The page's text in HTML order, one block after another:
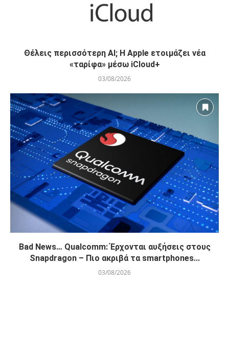
Θέλεις περισσότερη AI; Η Apple ετοιμάζει νέα
«ταρίφα» μέσω iCloud+
03/08/2026
Bad News… Qualcomm: Έρχονται αυξήσεις στους
Snapdragon – Πιο ακριβά τα smartphones...
03/08/2026